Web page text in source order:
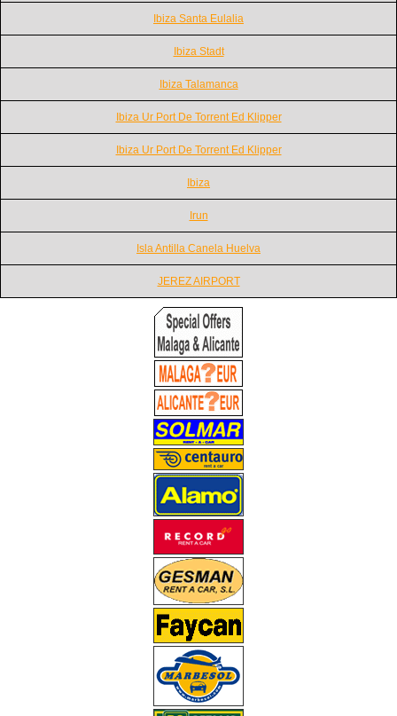
Ibiza Santa Eulalia
Ibiza Stadt
Ibiza Talamanca
Ibiza Ur Port De Torrent Ed Klipper
Ibiza Ur Port De Torrent Ed Klipper
Ibiza
Irun
Isla Antilla Canela Huelva
JEREZ AIRPORT